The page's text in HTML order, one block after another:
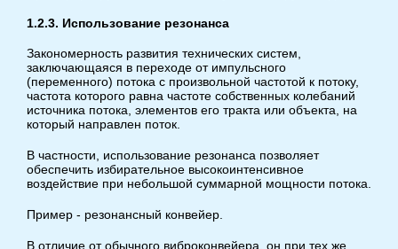
1.2.3. Использование резонанса
Закономерность развития технических систем,
заключающаяся в переходе от импульсного
(переменного) потока с произвольной частотой к потоку,
частота которого равна частоте собственных колебаний
источника потока, элементов его тракта или объекта, на
который направлен поток.
В частности, использование резонанса позволяет
обеспечить избирательное высокоинтенсивное
воздействие при небольшой суммарной мощности потока.
Пример - резонансный конвейер.
В отличие от обычного виброконвейера, он при тех же